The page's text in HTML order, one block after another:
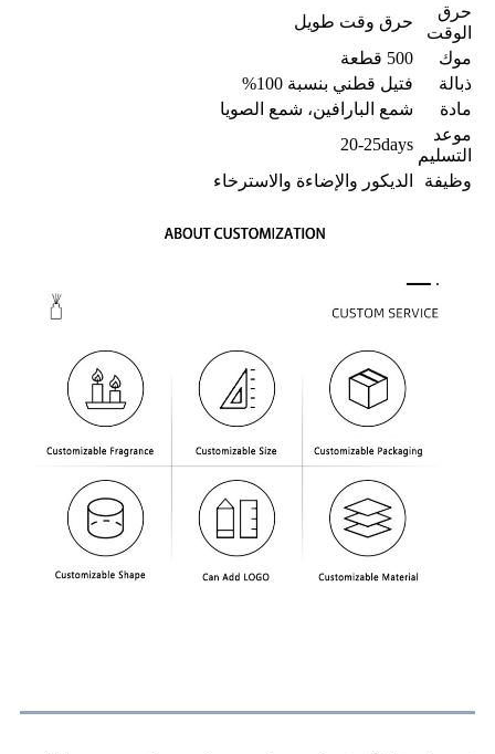
حرق
الوقت
حرق وقت طويل
موك
500 قطعة
ذبالة
فتيل قطني بنسبة 100%
مادة
شمع البارافين، شمع الصويا
موعد
التسليم
20-25days
وظيفة
الديكور والإضاءة والاسترخاء